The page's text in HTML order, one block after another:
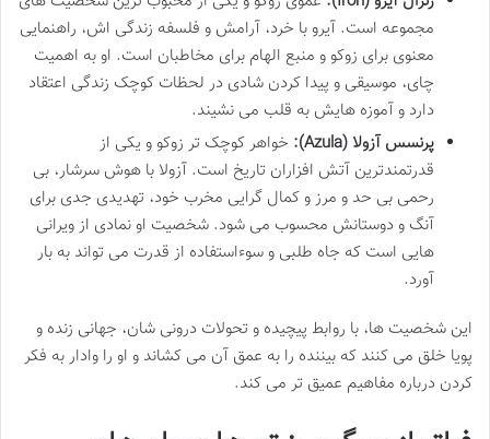
مجموعه است. آیرو با خرد، آرامش و فلسفه زندگی اش، راهنمایی
معنوی برای زوکو و منبع الهام برای مخاطبان است. او به اهمیت
چای، موسیقی و پیدا کردن شادی در لحظات کوچک زندگی اعتقاد
دارد و آموزه هایش به قلب می نشیند.
پرنسس آزولا (Azula):
خواهر کوچک تر زوکو و یکی از
قدرتمندترین آتش افزاران تاریخ است. آزولا با هوش سرشار، بی
رحمی بی حد و مرز و کمال گرایی مخرب خود، تهدیدی جدی برای
آنگ و دوستانش محسوب می شود. شخصیت او نمادی از ویرانی
هایی است که جاه طلبی و سوءاستفاده از قدرت می تواند به بار
آورد.
این شخصیت ها، با روابط پیچیده و تحولات درونی شان، جهانی زنده و
پویا خلق می کنند که بیننده را به عمق آن می کشاند و او را وادار به فکر
کردن درباره مفاهیم عمیق تر می کند.